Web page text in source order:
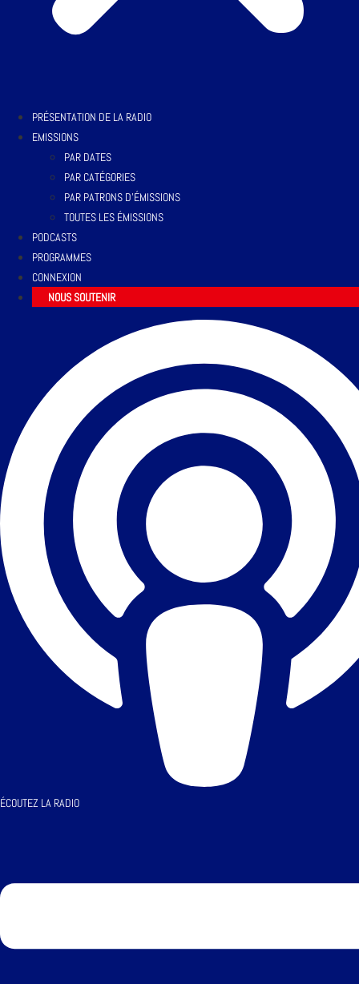
PRÉSENTATION DE LA RADIO
EMISSIONS
PAR DATES
PAR CATÉGORIES
PAR PATRONS D’ÉMISSIONS
TOUTES LES ÉMISSIONS
PODCASTS
PROGRAMMES
CONNEXION
NOUS SOUTENIR
ÉCOUTEZ LA RADIO